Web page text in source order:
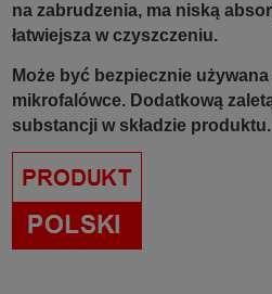
na zabrudzenia, ma niską
łatwiejsza w czyszczeniu.
Może być bezpiecznie
mikrofalówce. Dodatkową
substancji w składzie produktu.